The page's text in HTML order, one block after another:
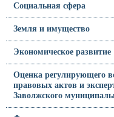
Социальная сфера
Земля и имущество
Экономическое развитие
Оценка регулирующего
правовых актов и
Заволжского